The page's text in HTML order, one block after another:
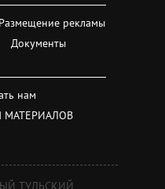
Размещение рекламы
Документы
нам
МАТЕРИАЛОВ
ТУЛЬСКИЙ